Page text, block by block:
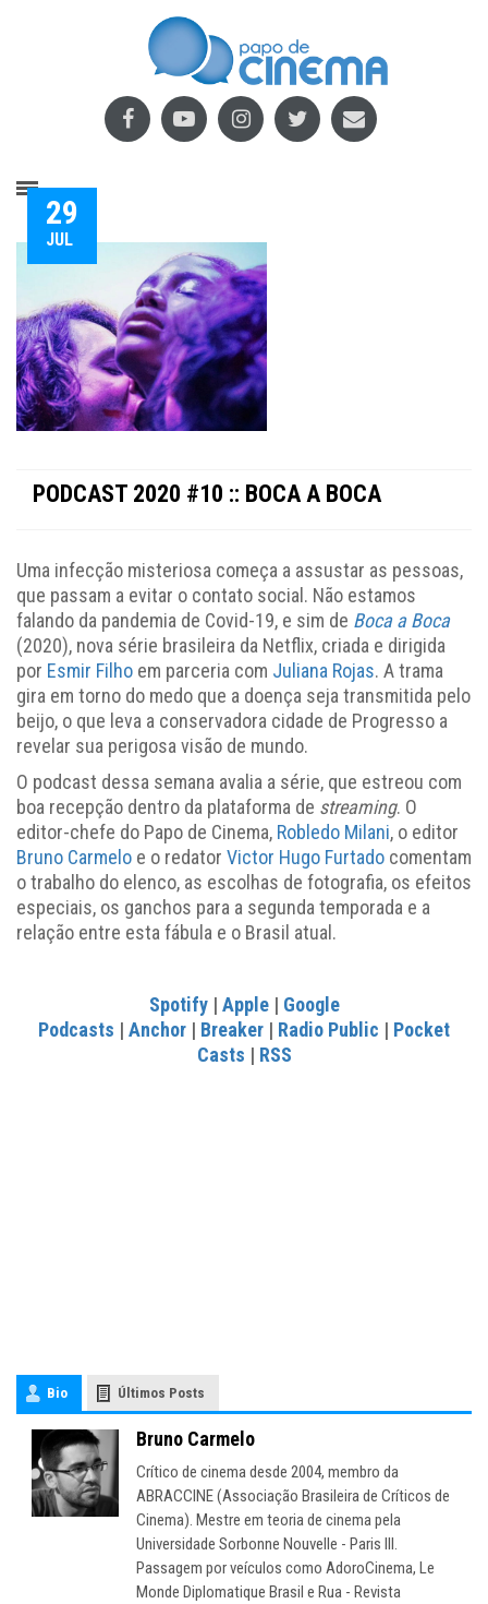
29
JUL
PODCAST 2020 #10 :: BOCA A BOCA
Uma infecção misteriosa começa a assustar as pessoas,
que passam a evitar o contato social. Não estamos
falando da pandemia de Covid-19, e sim de Boca a Boca
(2020), nova série brasileira da Netflix, criada e dirigida
por Esmir Filho em parceria com Juliana Rojas. A trama
gira em torno do medo que a doença seja transmitida pelo
beijo, o que leva a conservadora cidade de Progresso a
revelar sua perigosa visão de mundo.
O podcast dessa semana avalia a série, que estreou com
boa recepção dentro da plataforma de streaming. O
editor-chefe do Papo de Cinema, Robledo Milani, o editor
Bruno Carmelo e o redator Victor Hugo Furtado comentam
o trabalho do elenco, as escolhas de fotografia, os efeitos
especiais, os ganchos para a segunda temporada e a
relação entre esta fábula e o Brasil atual.
Spotify| Apple| Google
Podcasts | Anchor | Breaker | Radio Public | Pocket
Casts | RSS
Bio Últimos Posts
Bruno Carmelo
Crítico de cinema desde 2004, membro da
ABRACCINE (Associação Brasileira de Críticos de
Cinema). Mestre em teoria de cinema pela
Universidade Sorbonne Nouvelle - Paris III.
Passagem por veículos como AdoroCinema, Le
Monde Diplomatique Brasil e Rua - Revista